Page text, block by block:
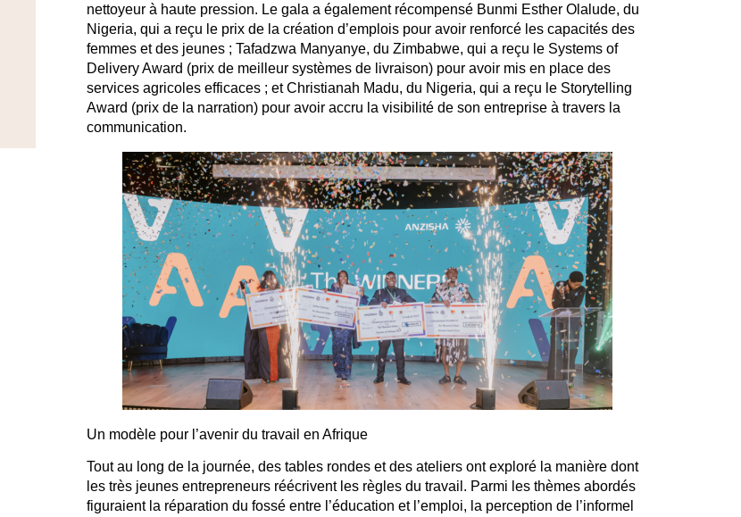
nettoyeur à haute pression. Le gala a également récompensé Bunmi Esther Olalude, du
Nigeria, qui a reçu le prix de la création d’emplois pour avoir renforcé les capacités des
femmes et des jeunes ; Tafadzwa Manyanye, du Zimbabwe, qui a reçu le Systems of
Delivery Award (prix de meilleur systèmes de livraison) pour avoir mis en place des
services agricoles efficaces ; et Christianah Madu, du Nigeria, qui a reçu le Storytelling
Award (prix de la narration) pour avoir accru la visibilité de son entreprise à travers la
communication.
Un modèle pour l’avenir du travail en Afrique
Tout au long de la journée, des tables rondes et des ateliers ont exploré la manière dont
les très jeunes entrepreneurs réécrivent les règles du travail. Parmi les thèmes abordés
figuraient la réparation du fossé entre l’éducation et l’emploi, la perception de l’informel